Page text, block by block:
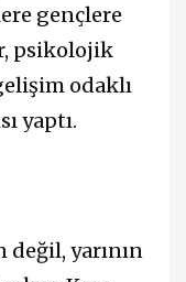
gençlere
psikolojik
odaklı
yaptı.
yarının